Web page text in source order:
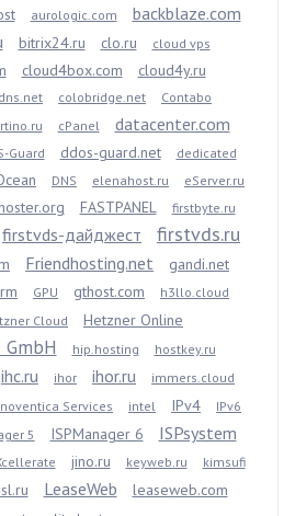
aurologic.com backblaze.com
bitrix24.ru clo.ru cloud vps
cloud4box.com cloud4y.ru
colobridge.net Contabo
cPanel datacenter.com
Guard ddos-guard.net
dedicated
DNS elenahost.ru
eServer.ru
FASTPANEL
firstbyte.ru
firstvds-дайджест firstvds.ru
Friendhosting.net
gandi.net
GPU gthost.com h3llo.cloud
Cloud Hetzner Online
hip.hosting
hostkey.ru
ihc.ru ihor ihor.ru immers.cloud
Services intel IPv4 IPv6
5 ISPManager 6 ISPsystem
jino.ru keyweb.ru
kimsufi
LeaseWeb
leaseweb.com